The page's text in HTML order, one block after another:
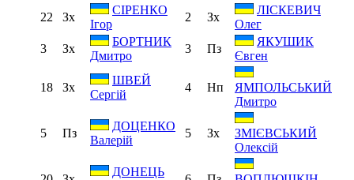
22
Зх
СІРЕНКО
Ігор
2 Зх
ЛІСКЕВИЧ
Олег
3
Зх
БОРТНИК
Дмитро
3 Пз
ЯКУШИК
Євген
18 Зх
ШВЕЙ
Сергій
4 Нп
ЯМПОЛЬСЬКИЙ
Дмитро
5 Пз
ДОЦЕНКО
Валерій
5 Зх
ЗМІЄВСЬКИЙ
Олексій
ДОНЕЦЬ